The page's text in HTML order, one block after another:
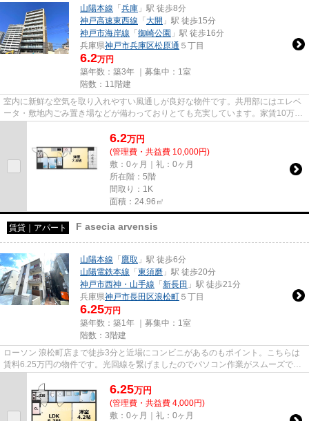
山陽本線 「 兵庫 」駅 徒歩8分
神戸高速東西線 「 大開 」駅 徒歩15分
神戸市海岸線 「 御崎公園 」駅 徒歩16分
兵庫県神戸市兵庫区松原通 ５丁目
6.2万円
築年数：築3年 ｜募集中： 1室
階数：11階建
室内に新鮮な空気を取り入れやすい風通しが良好な物件です。共用部にはエレベ
ータ・敷地内ごみ置き場などが備わっておりとても充実しています。家賃10万円
6.2万円
(管理費・共益費 10,000円)
敷：0ヶ月｜礼：0ヶ月
所在階：5階
間取り：1K
面積：24.96㎡
賃貸｜アパート F asecia arvensis
山陽本線 「 鷹取 」駅 徒歩6分
山陽電鉄本線 「 東須磨 」駅 徒歩20分
神戸市西神・山手線 「 新長田 」駅 徒歩21分
兵庫県神戸市長田区浪松町 ５丁目
6.25万円
築年数：築1年 ｜募集中： 1室
階数：3階建
ローソン 浪松町店まで徒歩3分と近場にコンビニがあるのもポイント。こちらは
賃料6.25万円の物件です。光回線を繋げましたのでパソコン作業がスムーズで
6.25万円
(管理費・共益費 4,000円)
敷：0ヶ月｜礼：0ヶ月